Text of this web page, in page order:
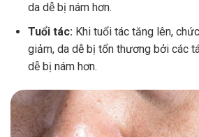
da dễ bị nám hơn.
Tuổi tác: Khi tuổi tác tăng lên,
giảm, da dễ bị tổn thương bởi các
dễ bị nám hơn.